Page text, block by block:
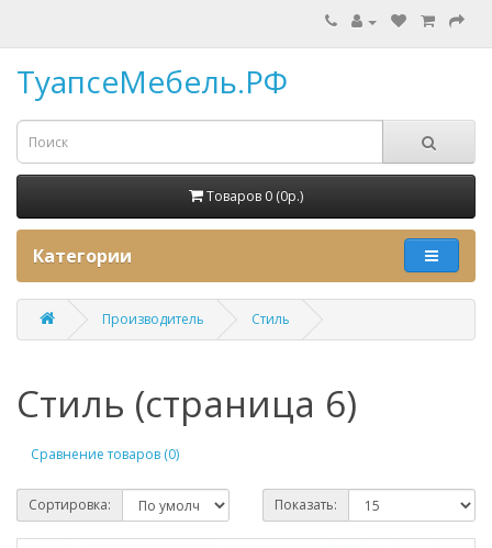
ТуапсеМебель.РФ
Товаров 0 (0p.)
Категории
Производитель Стиль
Стиль (страница 6)
Сравнение товаров (0)
Сортировка: Показать: